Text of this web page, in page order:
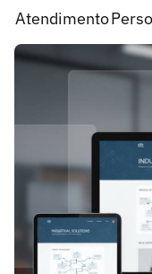
Atendimento